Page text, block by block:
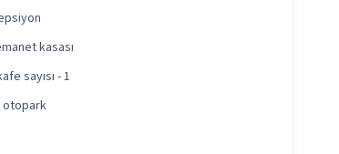
kasası
sayısı - 1
otopark